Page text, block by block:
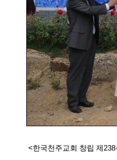
<한국천주교회 창립 제